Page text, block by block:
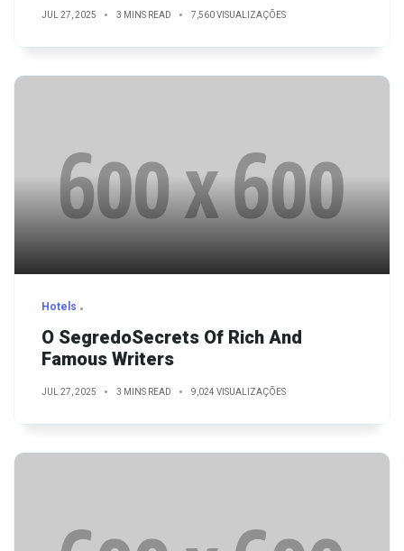
JUL 27, 2025 3 MINS READ 7,560 VISUALIZAÇÕES
Hotels
O SegredoSecrets Of Rich And
Famous Writers
JUL 27, 2025 3 MINS READ 9,024 VISUALIZAÇÕES